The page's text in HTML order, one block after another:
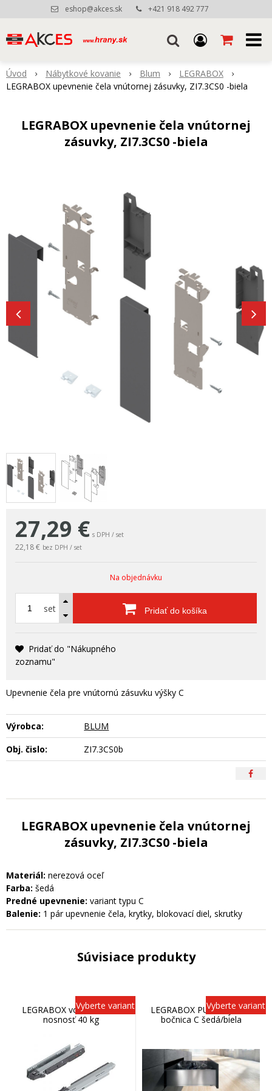
eshop@akces.sk +421 918 492 777
Úvod Nábytkové kovanie Blum
LEGRABOX
LEGRABOX upevnenie čela vnútornej zásuvky, ZI7.3CS0 -biela
LEGRABOX upevnenie čela vnútornej
zásuvky, ZI7.3CS0 -biela
27,29 € s DPH / set
22,18 € bez DPH / set
Na objednávku
set Pridať do košíka
Pridať do "Nákupného
zoznamu"
Upevnenie čela pre vnútornú zásuvku výšky C
Výrobca:
BLUM
Obj. čislo:
ZI7.3CS0b
LEGRABOX upevnenie čela vnútornej
zásuvky, ZI7.3CS0 -biela
Materiál: nerezová oceľ
Farba: šedá
Predné upevnenie: variant typu C
Balenie: 1 pár upevnenie čela, krytky, blokovací diel, skrutky
Súvisiace produkty
LEGRABOX vodiaca lišta,
nosnosť 40 kg
Vyberte variant
LEGRABOX PURE, vysoká
bočnica C šedá/biela
Vyberte variant